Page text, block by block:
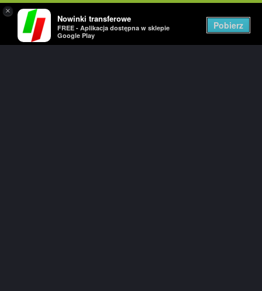
×
Nowinki transferowe
FREE - Aplikacja dostępna w sklepie
Google Play
Pobierz